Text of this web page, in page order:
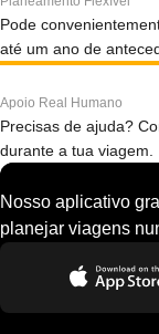
Pode
até um ano de
Apoio Real Humano
Precisas de ajuda?
durante a tua viagem.
Nosso aplicativo
planejar viagens